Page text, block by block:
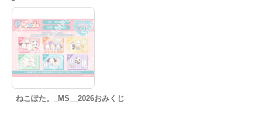
ねこぽた。_MS__2026おみくじ